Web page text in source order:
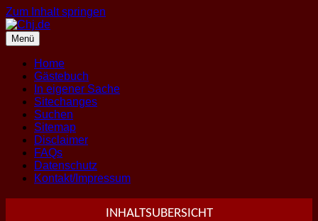
Zum Inhalt springen
Menü
Home
Gästebuch
In eigener Sache
Sitechanges
Suchen
Sitemap
Disclaimer
FAQs
Datenschutz
Kontakt/Impressum
INHALTSUBERSICHT